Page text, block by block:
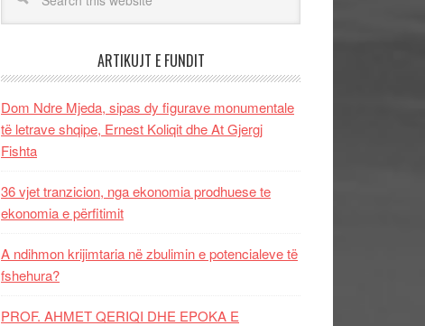
ARTIKUJT E FUNDIT
Dom Ndre Mjeda, sipas dy figurave monumentale
të letrave shqipe, Ernest Koliqit dhe At Gjergj
Fishta
36 vjet tranzicion, nga ekonomia prodhuese te
ekonomia e përfitimit
A ndihmon krijimtaria në zbulimin e potencialeve të
fshehura?
PROF. AHMET QERIQI DHE EPOKA E